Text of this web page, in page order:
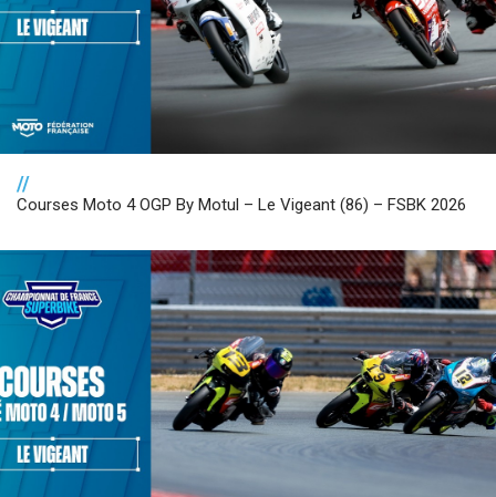
//
Courses Moto 4 OGP By Motul – Le Vigeant (86) – FSBK 2026